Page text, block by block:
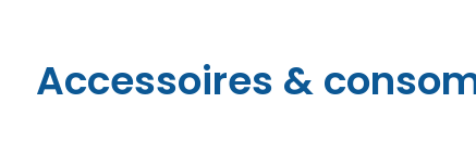
Accessoires &